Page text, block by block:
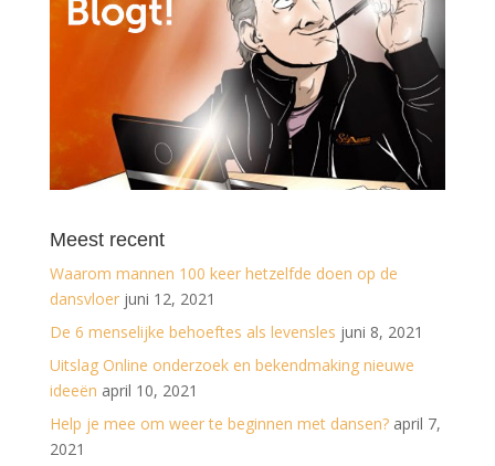
Meest recent
Waarom mannen 100 keer hetzelfde doen op de
dansvloer juni 12, 2021
De 6 menselijke behoeftes als levensles juni 8, 2021
Uitslag Online onderzoek en bekendmaking nieuwe
ideeën april 10, 2021
Help je mee om weer te beginnen met dansen? april 7,
2021